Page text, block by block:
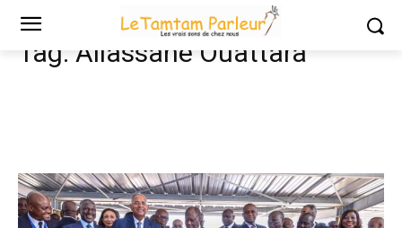
Tags Allassane Ouattara
Tag: Allassane Ouattara